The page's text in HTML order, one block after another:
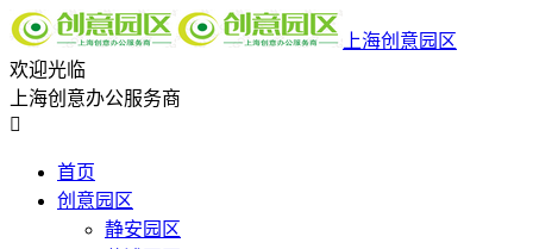
上海创意园区
欢迎光临
上海创意办公服务商

首页
创意园区
静安园区